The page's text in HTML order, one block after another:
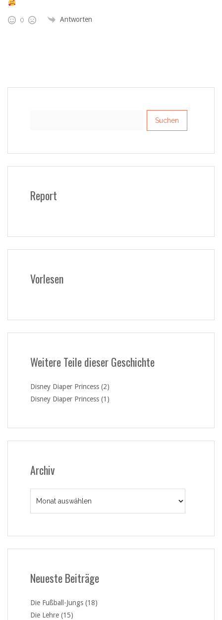
0 Antworten
Report
Vorlesen
Weitere Teile dieser Geschichte
Disney Diaper Princess (2)
Disney Diaper Princess (1)
Archiv
Neueste Beiträge
Die Fußball-Jungs (18)
Die Lehre (15)